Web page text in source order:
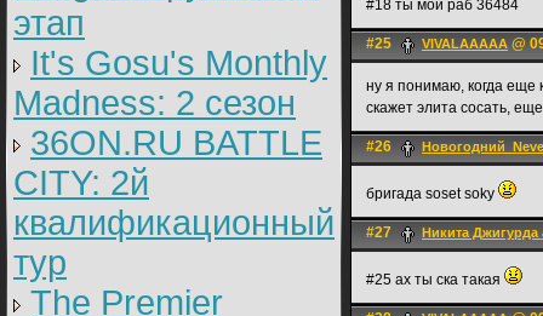
этап
It's Gosu's Monthly
Madness: 2 сезон
36ON.RU BATTLE
CITY: 2й
квалификационный
тур
The Premier
#18 ты мой раб 36484
#25 VIVALAAAAA @
ну я понимаю, когда еще
скажет элита сосать,
#26
бригада soset soky
#27 Никита Джигурда
#25 ах ты ска такая